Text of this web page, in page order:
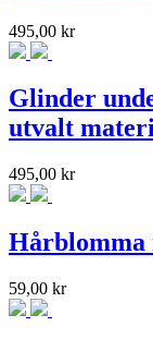
495,00 kr
Glinder
utvalt
495,00 kr
Hårblomma
59,00 kr